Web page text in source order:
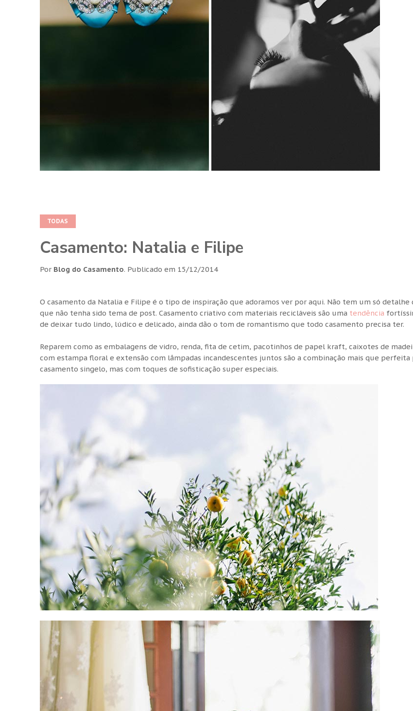
TODAS
Casamento: Natalia e Filipe
Por Blog do Casamento. Publicado em 15/12/2014
O casamento da Natalia e Filipe é o tipo de inspiração que adoramos ver por aqui. Não tem um só detalhe
que não tenha sido tema de post. Casamento criativo com materiais recicláveis são uma tendência
de deixar tudo lindo, lúdico e delicado, ainda dão o tom de romantismo que todo casamento precisa ter.
Reparem como as embalagens de vidro, renda, fita de cetim, pacotinhos de papel kraft, caixotes de
com estampa floral e extensão com lâmpadas incandescentes juntos são a combinação mais que perfeita
casamento singelo, mas com toques de sofisticação super especiais.